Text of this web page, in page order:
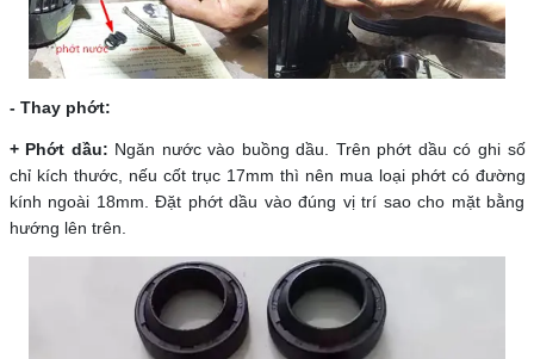
- Thay phớt:
+ Phớt dầu: Ngăn nước vào buồng dầu. Trên phớt dầu có ghi số
chỉ kích thước, nếu cốt trục 17mm thì nên mua loại phớt có đường
kính ngoài 18mm. Đặt phớt dầu vào đúng vị trí sao cho mặt bằng
hướng lên trên.